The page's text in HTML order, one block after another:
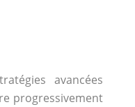
avancées
progressivement